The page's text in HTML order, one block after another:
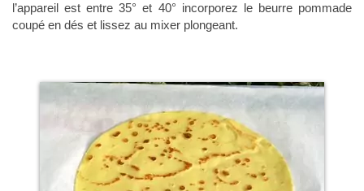
l’appareil est entre 35° et 40° incorporez le beurre pommade
coupé en dés et lissez au mixer plongeant.